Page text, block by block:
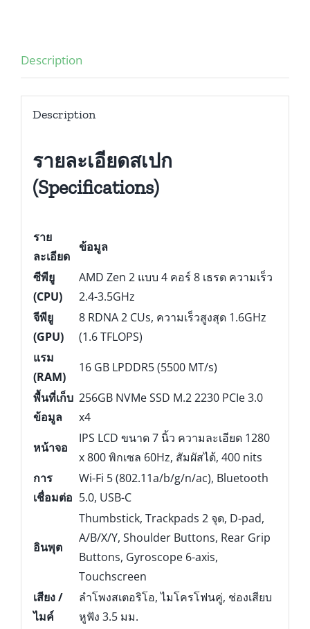
Description
Description
รายละเอียดสเปก
(Specifications)
ราย
ละเอียด
ข้อมูล
ซีพียู
(CPU)
AMD Zen 2 แบบ 4 คอร์ 8 เธรด ความเร็ว
2.4-3.5GHz
จีพียู
(GPU)
8 RDNA 2 CUs, ความเร็วสูงสุด 1.6GHz
(1.6 TFLOPS)
แรม
(RAM)
16 GB LPDDR5 (5500 MT/s)
พื้นที่เก็บ
ข้อมูล
256GB NVMe SSD M.2 2230 PCIe 3.0
x4
หน้าจอ
IPS LCD ขนาด 7 นิ้ว ความละเอียด 1280
x 800 พิกเซล 60Hz, สัมผัสได้, 400 nits
การ
เชื่อมต่อ
Wi-Fi 5 (802.11a/b/g/n/ac), Bluetooth
5.0, USB-C
อินพุต
Thumbstick, Trackpads 2 จุด, D-pad,
A/B/X/Y, Shoulder Buttons, Rear Grip
Buttons, Gyroscope 6-axis,
Touchscreen
เสียง /
ไมค์
ลำโพงสเตอริโอ, ไมโครโฟนคู่, ช่องเสียบ
หูฟัง 3.5 มม.